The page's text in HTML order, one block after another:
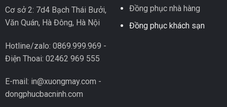
Cơ sở 2: 7d4 Bạch Thái Bưởi,
Văn Quán, Hà Đông, Hà Nội
Hotline/zalo: 0869.999.969 -
Điện Thoai: 02462 969 555
E-mail: in@xuongmay.com -
dongphucbacninh.com
Đồng phục nhà hàng
Đồng phục khách sạn